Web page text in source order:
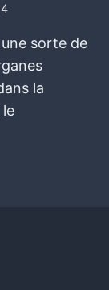
sorte de
la